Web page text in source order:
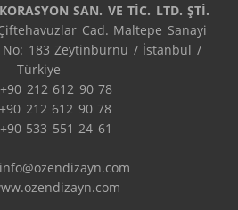
SAN. VE TİC. LTD. ŞTİ.
Cad. Maltepe Sanayi
No: 183 Zeytinburnu / İstanbul /
Türkiye
212 612 90 78
212 612 90 78
533 551 24 61
info@ozendizayn.com